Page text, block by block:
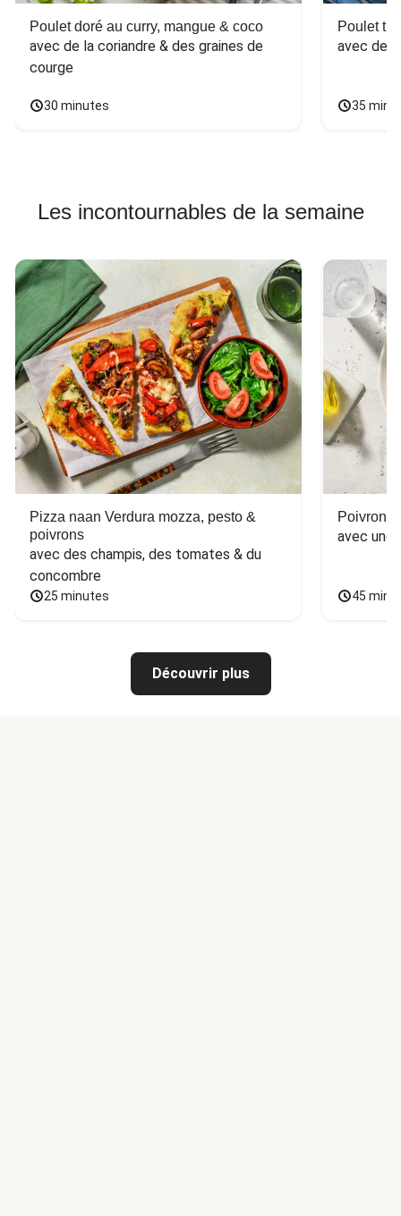
Poulet doré au curry, mangue & coco
avec de la coriandre & des graines de
courge
30 minutes
Poulet
avec des
35
Les incontournables de la semaine
Pizza naan Verdura mozza, pesto &
poivrons
avec des champis, des tomates & du
concombre
25 minutes
Poivron
avec une
45
Découvrir plus